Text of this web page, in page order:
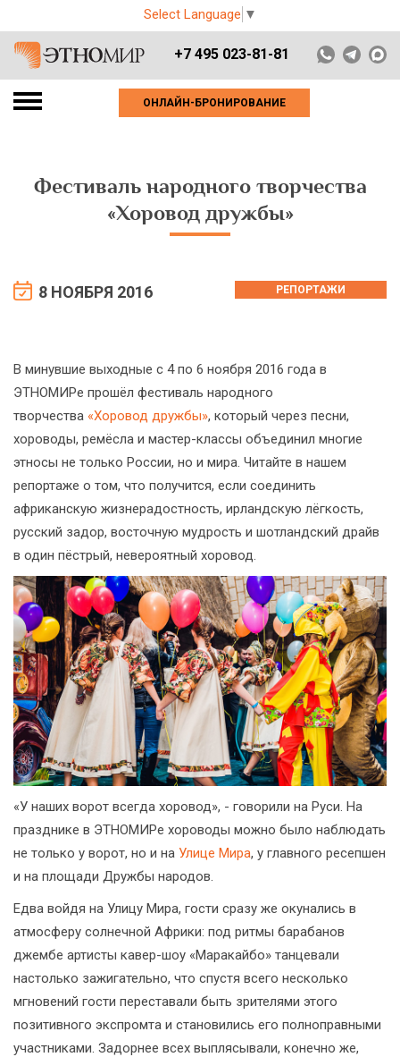
Select Language ▼
+7 495 023-81-81
ОНЛАЙН-БРОНИРОВАНИЕ
Фестиваль народного творчества
«Хоровод дружбы»
8 НОЯБРЯ 2016 РЕПОРТАЖИ
В минувшие выходные с 4 по 6 ноября 2016 года в
ЭТНОМИРе прошёл фестиваль народного
творчества «Хоровод дружбы», который через песни,
хороводы, ремёсла и мастер-классы объединил многие
этносы не только России, но и мира. Читайте в нашем
репортаже о том, что получится, если соединить
африканскую жизнерадостность, ирландскую лёгкость,
русский задор, восточную мудрость и шотландский драйв
в один пёстрый, невероятный хоровод.
«У наших ворот всегда хоровод», - говорили на Руси. На
празднике в ЭТНОМИРе хороводы можно было наблюдать
не только у ворот, но и на Улице Мира, у главного ресепшен
и на площади Дружбы народов.
Едва войдя на Улицу Мира, гости сразу же окунались в
атмосферу солнечной Африки: под ритмы барабанов
джембе артисты кавер-шоу «Маракайбо» танцевали
настолько зажигательно, что спустя всего несколько
мгновений гости переставали быть зрителями этого
позитивного экспромта и становились его полноправными
участниками. Задорнее всех выплясывали, конечно же,